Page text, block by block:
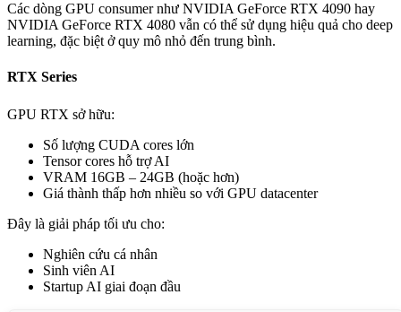
Các dòng GPU consumer như NVIDIA GeForce RTX 4090 hay
NVIDIA GeForce RTX 4080 vẫn có thể sử dụng hiệu quả cho deep
learning, đặc biệt ở quy mô nhỏ đến trung bình.
RTX Series
GPU RTX sở hữu:
Số lượng CUDA cores lớn
Tensor cores hỗ trợ AI
VRAM 16GB – 24GB (hoặc hơn)
Giá thành thấp hơn nhiều so với GPU datacenter
Đây là giải pháp tối ưu cho:
Nghiên cứu cá nhân
Sinh viên AI
Startup AI giai đoạn đầu